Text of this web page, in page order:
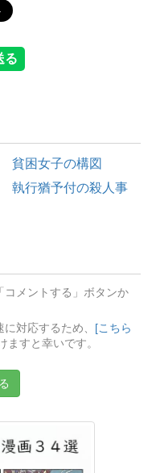
貧困女子の構図
執行猶予付の殺人事
メントする」ボタンか
対応するため、 [こちら
ますと幸いです。